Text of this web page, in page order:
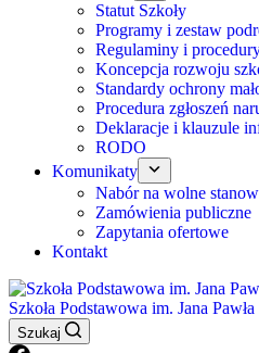
Statut Szkoły
Programy i zestaw
Regulaminy i
Koncepcja rozwoju
Standardy ochrony
Procedura zgłoszeń
Deklaracje i klauzule
RODO
Komunikaty
Nabór na wolne
Zamówienia publiczne
Zapytania ofertowe
Kontakt
Szkoła Podstawowa im. Jana
Szukaj